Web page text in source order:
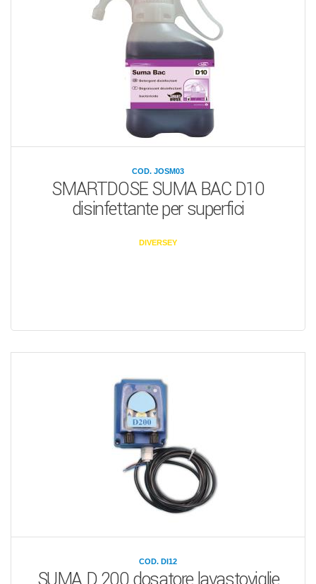
COD. JOSM03
SMARTDOSE SUMA BAC D10
disinfettante per superfici
DIVERSEY
COD. DI12